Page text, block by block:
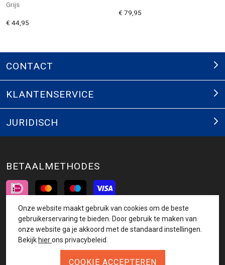
Grijs
€ 44,95
€ 79,95
CONTACT
KLANTENSERVICE
JURIDISCH
BETAALMETHODES
INSCHRIJVEN NIEUWSBRIEF
Onze website maakt gebruik van cookies om de beste
gebruikerservaring te bieden. Door gebruik te maken van
onze website ga je akkoord met de standaard instellingen.
Bekijk hierons privacybeleid.